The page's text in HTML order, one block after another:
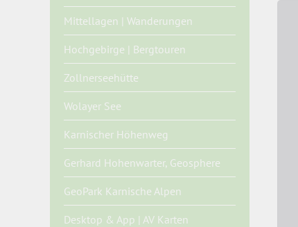
Mittellagen | Wanderungen
Hochgebirge | Bergtouren
Zollnerseehütte
Wolayer See
Karnischer Höhenweg
Gerhard Hohenwarter, Geosphere
GeoPark Karnische Alpen
Desktop & App | AV Karten